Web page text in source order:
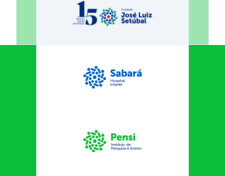
Fundação José Luiz Egydio
Sabará Hospital Infantil
Instituto Pensi